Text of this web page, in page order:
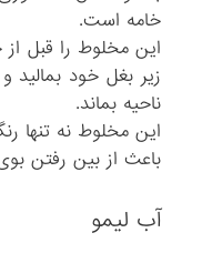
خامه است.
این مخلوط را قبل
زیر بغل خود
ناحیه بماند.
این مخلوط نه تنها
باعث از بین رفتن
آب لیمو